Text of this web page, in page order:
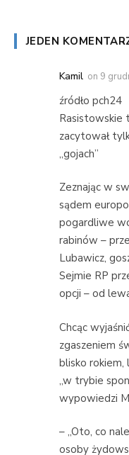
JEDEN
Kamil on 9
źródło pch24
Rasistowskie
zacytował
„gojach”
Zeznając w
sądem
pogardliwe
rabinów –
Lubawicz,
Sejmie RP
opcji – od
Chcąc
zgaszeniem
blisko rokiem,
„w trybie
wypowiedzi
– „Oto, co
osoby